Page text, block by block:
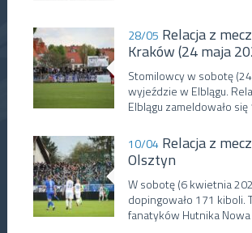
28/05 Relacja z
Kraków (24 maja
Stomilowcy w sobotę
wyjeździe w Elblągu.
Elblągu zameldowało
10/04 Relacja z
Olsztyn
W sobotę (6 kwietnia
dopingowało 171 kiboli.
fanatyków Hutnika